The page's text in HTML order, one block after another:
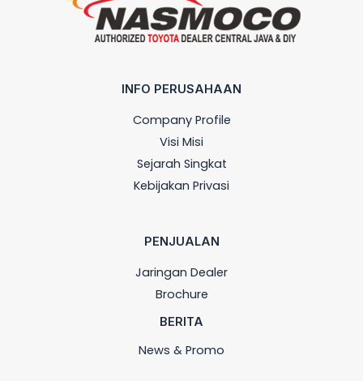
INFO PERUSAHAAN
Company Profile
Visi Misi
Sejarah Singkat
Kebijakan Privasi
PENJUALAN
Jaringan Dealer
Brochure
BERITA
News & Promo